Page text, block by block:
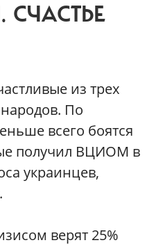
СЧАСТЬЕ
из трех
народов. По
всего боятся
получил ВЦИОМ в
украинцев,
верят 25%